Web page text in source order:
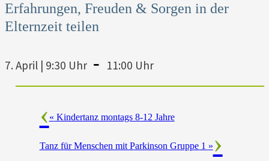
Erfahrungen, Freuden & Sorgen in der
Elternzeit teilen
7. April | 9:30 Uhr - 11:00 Uhr
« Kindertanz montags 8-12 Jahre
Tanz für Menschen mit Parkinson Gruppe 1 »